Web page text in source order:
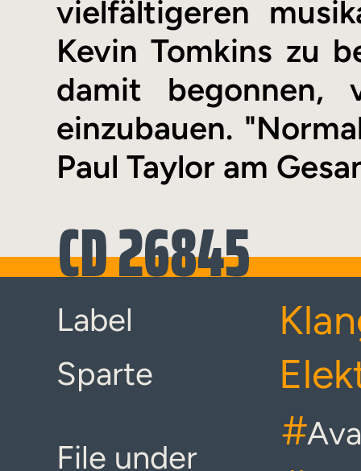
vielfältigeren
Kevin Tomkins zu
damit begonnen,
einzubauen.
Paul Taylor am
CD 26845
Label
Sparte
File under
#